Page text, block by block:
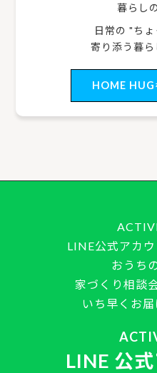
暮らし
日常の "ち
寄り添う暮ら
HOME HUG
LINE公式アカ
おうち
家づくり相談
いち早くお届
LINE 公